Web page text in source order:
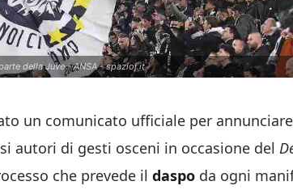
della Juve - ANSA - spazioj.it
un comunicato ufficiale per
autori di gesti osceni in occasione del
che prevede il daspo da ogni